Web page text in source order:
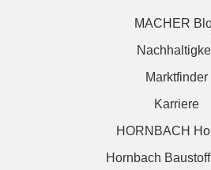
MACHER
Marktfinder
Karriere
HORNBACH
Hornbach